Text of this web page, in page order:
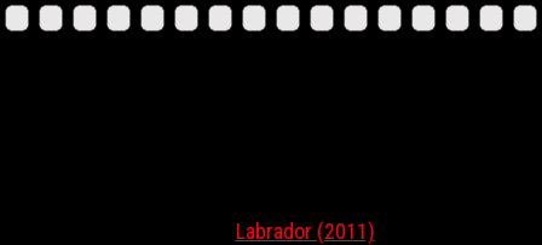
Labrador (2011)